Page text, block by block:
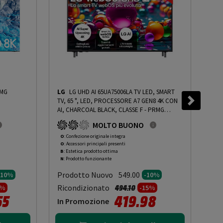
da
LG LG UHD AI 65UA75006LA TV LED, SMART
TV, 65 ", LED, PROCESSORE A7 GEN8 4K CON
AI, CHARCOAL BLACK, CLASSE F - PRMG
GRADING OOBN - 10%
- 10%
MOLTO BUONO
O: Confezione originale integra
O: Accessori principali presenti
B: Estetica prodotto ottima
N: Prodotto funzionante
Prodotto Nuovo 549.00 -10%
Ricondizionato Prezzo ridotto da
494.10a-15%
In Promozione 419.98